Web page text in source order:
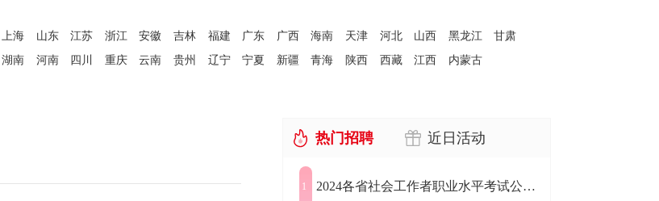
上海 山东 江苏 浙江 安徽 吉林 福建 广东 广西 海南 天津 河北 山西 黑龙江
甘肃
湖南 河南 四川 重庆 云南 贵州 辽宁 宁夏 新疆 青海 陕西 西藏 江西 内蒙古
热门招聘 近日活动
1 2024各省社会工作者职业水平考试公告汇总